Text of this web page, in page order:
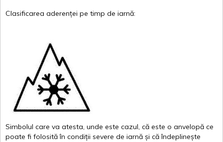
Clasificarea aderenței pe timp de iarnă:
Simbolul care va atesta, unde este cazul, că este o anvelopă ce
poate fi folosită în condiții severe de iarnă și că îndeplinește